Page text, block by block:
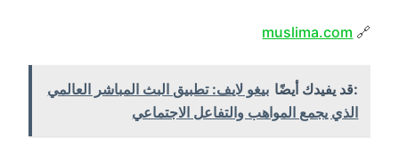
🔗
muslima.com
:قد يفيدك أيضًا بيغو لايف: تطبيق البث المباشر العالمي
الذي يجمع المواهب والتفاعل الاجتماعي